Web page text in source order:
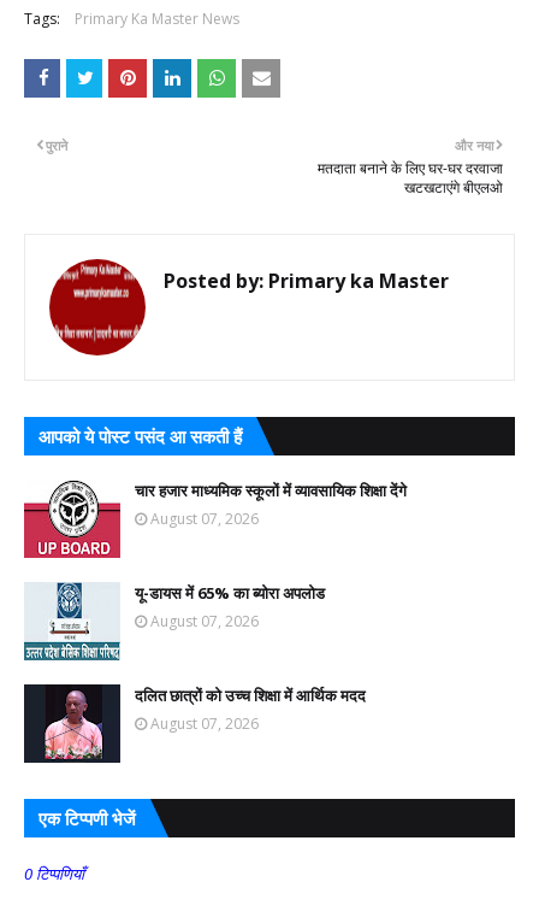
Tags: Primary Ka Master News
और नया
मतदाता बनाने के लिए घर-घर दरवाजा
खटखटाएंगे बीएलओ
पुराने
Posted by: Primary ka Master
आपको ये पोस्ट पसंद आ सकती हैं
चार हजार माध्यमिक स्कूलों में व्यावसायिक शिक्षा देंगे
August 07, 2026
यू-डायस में 65% का ब्योरा अपलोड
August 07, 2026
दलित छात्रों को उच्च शिक्षा में आर्थिक मदद
August 07, 2026
एक टिप्पणी भेजें
0 टिप्पणियाँ